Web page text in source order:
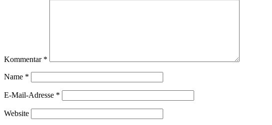
Kommentar *
Name *
E-Mail-Adresse *
Website